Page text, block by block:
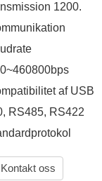
1200.
af USB
RS485, RS422
Kontakt oss